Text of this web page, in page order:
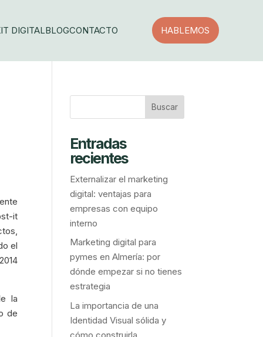
DIGITALBLOGCONTACTO HABLEMOS
it
el
la
de
Entradas
recientes
Externalizar el marketing
digital: ventajas para
empresas con equipo
interno
Marketing digital para
pymes en Almería: por
dónde empezar si no tienes
estrategia
La importancia de una
Identidad Visual sólida y